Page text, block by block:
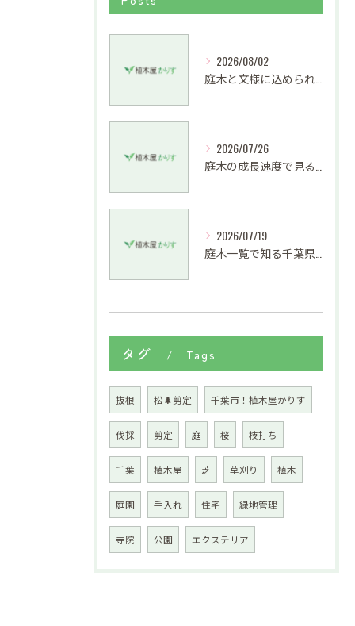
2026/08/02
2026/07/26
2026/07/19
タグ Tags
抜根 松🌲剪定 千葉市！植木屋かりす
伐採 剪定 庭 桜 枝打ち
千葉 植木屋 芝 草刈り 植木
庭園 手入れ 住宅 緑地管理
寺院 公園 エクステリア